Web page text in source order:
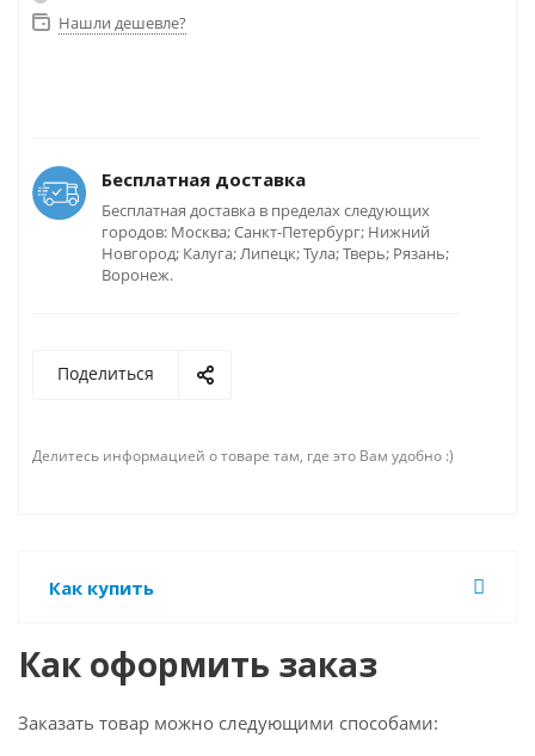
Нашли дешевле?
Бесплатная доставка
Бесплатная доставка в пределах следующих
городов: Москва; Санкт-Петербург; Нижний
Новгород; Калуга; Липецк; Тула; Тверь; Рязань;
Воронеж.
Поделиться
Делитесь информацией о товаре там, где это Вам удобно :)
Как купить
Как оформить заказ
Заказать товар можно следующими способами: